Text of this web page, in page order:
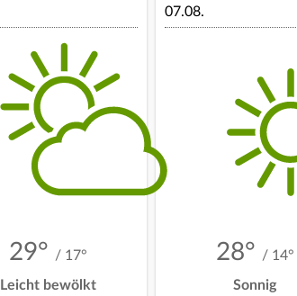
29° / 17°
Leicht bewölkt
07.08.
28° / 14°
Sonnig